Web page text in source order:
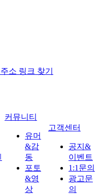
커뮤니티
유머
&감
동
포토
&영
상
고객센터
공지&
이벤트
1:1문의
광고문
의